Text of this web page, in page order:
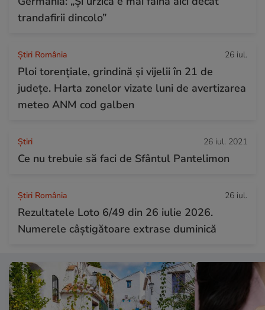
trandafirii dincolo”
Știri România 26 iul.
Ploi torențiale, grindină și vijelii în 21 de
județe. Harta zonelor vizate luni de avertizarea
meteo ANM cod galben
Ştiri 26 iul. 2021
Ce nu trebuie să faci de Sfântul Pantelimon
Știri România 26 iul.
Rezultatele Loto 6/49 din 26 iulie 2026.
Numerele câștigătoare extrase duminică